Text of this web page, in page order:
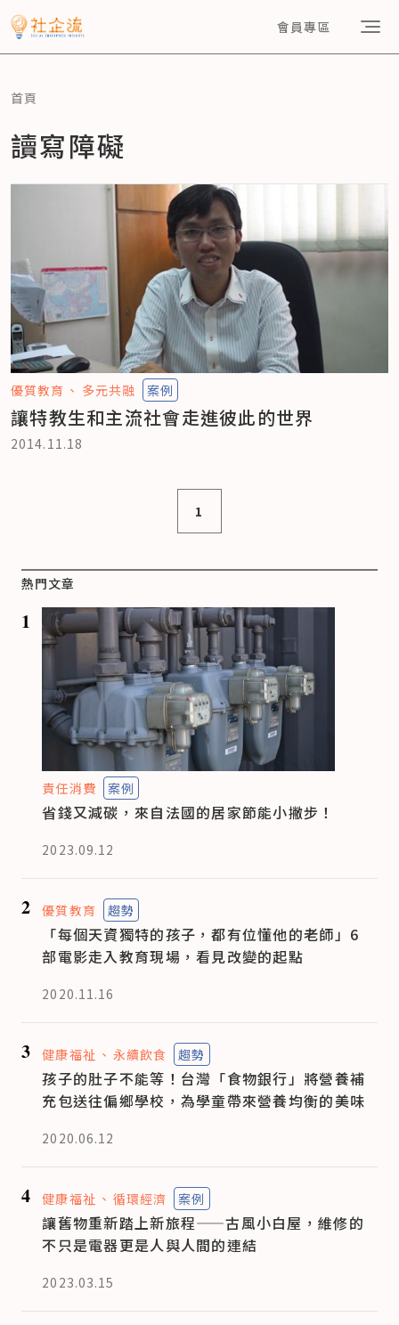
會員專區
首頁
讀寫障礙
優質教育 多元共融 案例
讓特教生和主流社會走進彼此的世界
2014.11.18
1
熱門文章
1
責任消費 案例
省錢又減碳，來自法國的居家節能小撇步！
2023.09.12
2 優質教育 趨勢
「每個天資獨特的孩子，都有位懂他的老師」6
部電影走入教育現場，看見改變的起點
2020.11.16
3 健康福祉 永續飲食 趨勢
孩子的肚子不能等！台灣「食物銀行」將營養補
充包送往偏鄉學校，為學童帶來營養均衡的美味
2020.06.12
4 健康福祉 循環經濟 案例
讓舊物重新踏上新旅程——古風小白屋，維修的
不只是電器更是人與人間的連結
2023.03.15